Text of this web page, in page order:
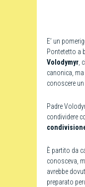
E’ un
Pontetetto a
Volodymyr ,
canonica,
conoscere un
Padre
condividere
È partito da
conosceva,
avrebbe
preparato